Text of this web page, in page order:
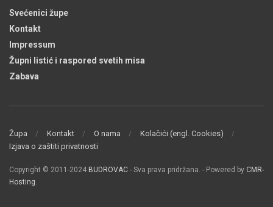
Svećenici župe
Kontakt
Impressum
Župni listić i raspored svetih misa
Zabava
Župa Kontakt O nama
Kolačići (engl. Cookies)
Izjava o zaštiti privatnosti
Copyright © 2011-2024 BUDROVAC - Sva prava pridržana. - Powered by CMR-
Hosting.